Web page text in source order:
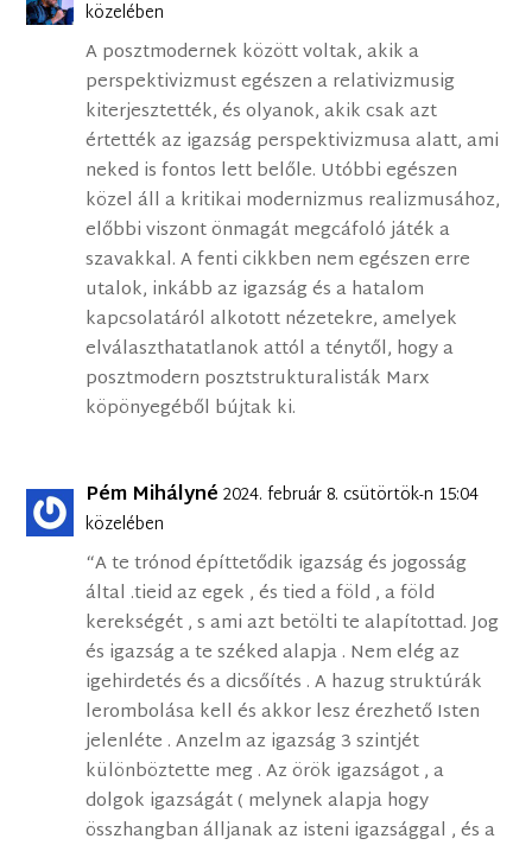
közelében
A posztmodernek között voltak, akik a
perspektivizmust egészen a relativizmusig
kiterjesztették, és olyanok, akik csak azt
értették az igazság perspektivizmusa alatt, ami
neked is fontos lett belőle. Utóbbi egészen
közel áll a kritikai modernizmus realizmusához,
előbbi viszont önmagát megcáfoló játék a
szavakkal. A fenti cikkben nem egészen erre
utalok, inkább az igazság és a hatalom
kapcsolatáról alkotott nézetekre, amelyek
elválaszthatatlanok attól a ténytől, hogy a
posztmodern posztstrukturalisták Marx
köpönyegéből bújtak ki.
Pém Mihályné 2024. február 8. csütörtök-n 15:04
közelében
“A te trónod építtetődik igazság és jogosság
által .tieid az egek , és tied a föld , a föld
kerekségét , s ami azt betölti te alapítottad. Jog
és igazság a te széked alapja . Nem elég az
igehirdetés és a dicsőítés . A hazug struktúrák
lerombolása kell és akkor lesz érezhető Isten
jelenléte . Anzelm az igazság 3 szintjét
különböztette meg . Az örök igazságot , a
dolgok igazságát ( melynek alapja hogy
összhangban álljanak az isteni igazsággal , és a